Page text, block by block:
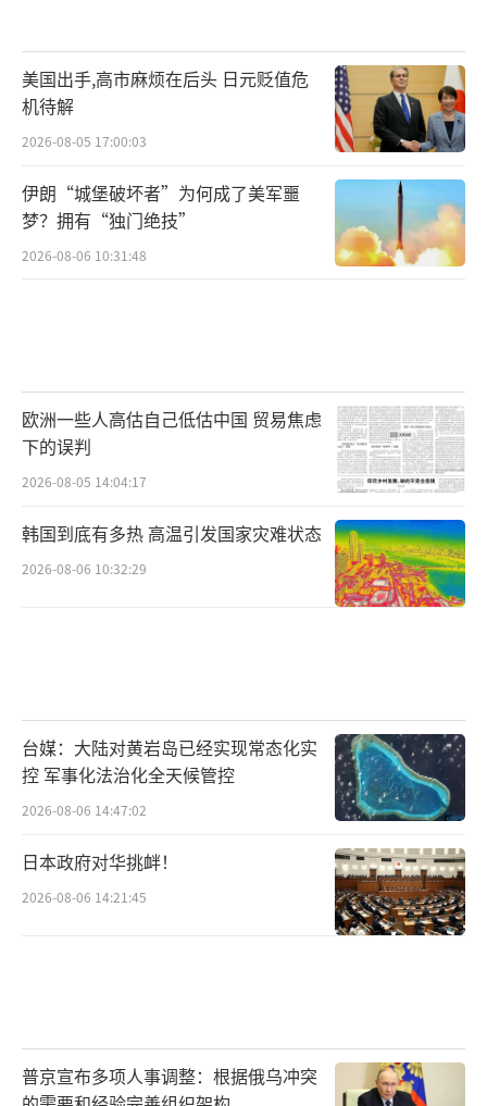
美国出手,高市麻烦在后头 日元贬值危
机待解
2026-08-05 17:00:03
伊朗“城堡破坏者”为何成了美军噩
梦？拥有“独门绝技”
2026-08-06 10:31:48
欧洲一些人高估自己低估中国 贸易焦虑
下的误判
2026-08-05 14:04:17
韩国到底有多热 高温引发国家灾难状态
2026-08-06 10:32:29
台媒：大陆对黄岩岛已经实现常态化实
控 军事化法治化全天候管控
2026-08-06 14:47:02
日本政府对华挑衅！
2026-08-06 14:21:45
普京宣布多项人事调整：根据俄乌冲突